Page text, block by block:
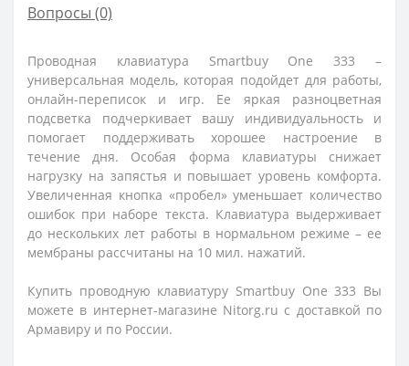
Вопросы (0)
Проводная клавиатура Smartbuy One 333 –
универсальная модель, которая подойдет для работы,
онлайн-переписок и игр. Ее яркая разноцветная
подсветка подчеркивает вашу индивидуальность и
помогает поддерживать хорошее настроение в
течение дня. Особая форма клавиатуры снижает
нагрузку на запястья и повышает уровень комфорта.
Увеличенная кнопка «пробел» уменьшает количество
ошибок при наборе текста. Клавиатура выдерживает
до нескольких лет работы в нормальном режиме – ее
мембраны рассчитаны на 10 мил. нажатий.
Купить проводную клавиатуру Smartbuy One 333 Вы
можете в интернет-магазине Nitorg.ru с доставкой по
Армавиру и по России.